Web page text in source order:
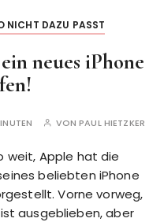
NICHT DAZU PASST
neues iPhone
VONPAUL HIETZKER
weit, Apple hat die
beliebten iPhone
Vorne vorweg,
ausgeblieben, aber